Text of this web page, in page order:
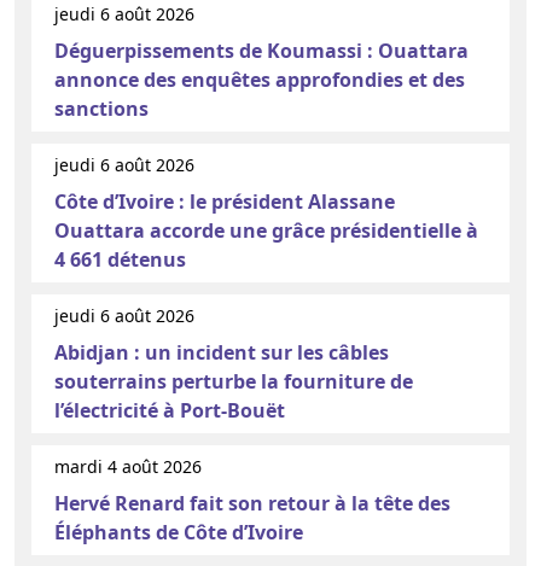
jeudi 6 août 2026
Déguerpissements de Koumassi : Ouattara
annonce des enquêtes approfondies et des
sanctions
jeudi 6 août 2026
Côte d’Ivoire : le président Alassane
Ouattara accorde une grâce présidentielle à
4 661 détenus
jeudi 6 août 2026
Abidjan : un incident sur les câbles
souterrains perturbe la fourniture de
l’électricité à Port-Bouët
mardi 4 août 2026
Hervé Renard fait son retour à la tête des
Éléphants de Côte d’Ivoire